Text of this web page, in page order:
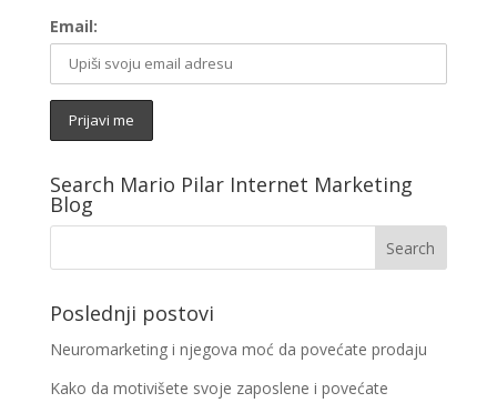
Email:
Search Mario Pilar Internet Marketing
Blog
Poslednji postovi
Neuromarketing i njegova moć da povećate prodaju
Kako da motivišete svoje zaposlene i povećate